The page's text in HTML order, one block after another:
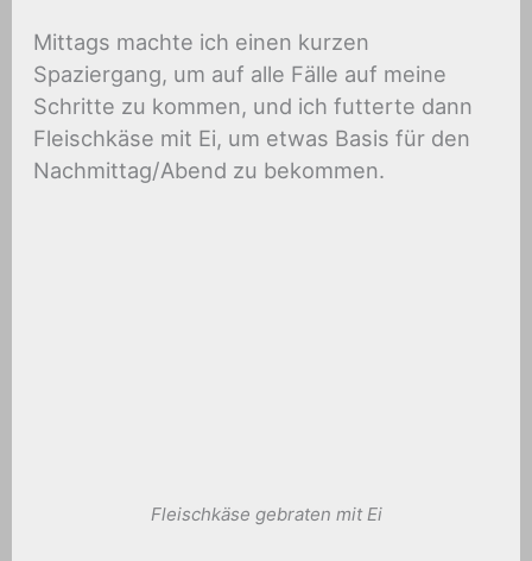
Mittags machte ich einen kurzen
Spaziergang, um auf alle Fälle auf meine
Schritte zu kommen, und ich futterte dann
Fleischkäse mit Ei, um etwas Basis für den
Nachmittag/Abend zu bekommen.
Fleischkäse gebraten mit Ei